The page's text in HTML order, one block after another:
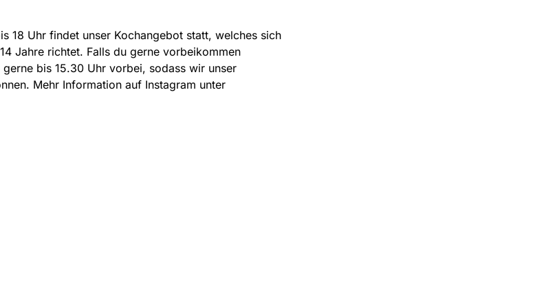
18 Uhr findet unser Kochangebot statt, welches sich
Jahre richtet. Falls du gerne vorbeikommen
bis 15.30 Uhr vorbei, sodass wir unser
Mehr Information auf Instagram unter